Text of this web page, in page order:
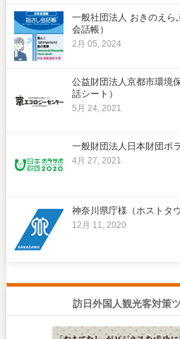
一般社団法人 おきのえら
会話帳）
2月 05, 2024
公益財団法人京都市環境
話シート）
5月 24, 2021
一般財団法人日本財団ボ
4月 27, 2021
神奈川県庁様（ホストタ
12月 11, 2020
訪日外国人観光客対策